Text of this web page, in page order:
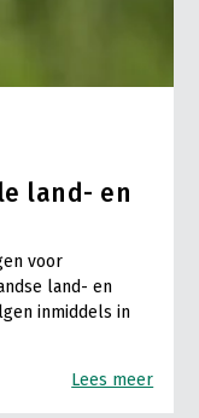
land- en
voor
land- en
inmiddels in
Lees meer